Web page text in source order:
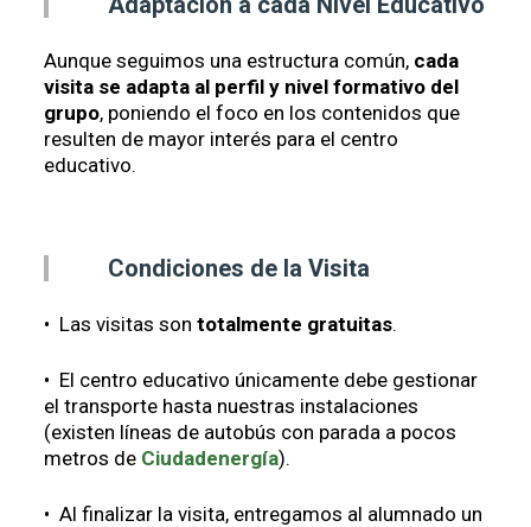
Aunque seguimos una estructura común, cada
visita se adapta al perfil y nivel formativo del
grupo, poniendo el foco en los contenidos que
resulten de mayor interés para el centro
educativo.
Condiciones de la Visita
• Las visitas son totalmente gratuitas.
• El centro educativo únicamente debe gestionar
el transporte hasta nuestras instalaciones
(existen líneas de autobús con parada a pocos
metros de Ciudadenergía).
• Al finalizar la visita, entregamos al alumnado un